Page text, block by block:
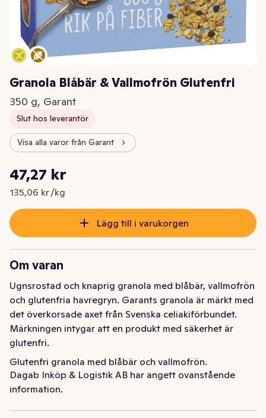
Granola Blåbär & Vallmofrön Glutenfri
350 g, Garant
Slut hos leverantör
Visa alla varor från Garant
Nuvarande pris är: 47,27 kr
47,27 kr
135,06 kr /kg
Styckpris: 135,06 kr /kg
Lägg till i varukorgen
Om varan
Ugnsrostad och knaprig granola med blåbär, vallmofrön
och glutenfria havregryn. Garants granola är märkt med
det överkorsade axet från Svenska celiakiförbundet.
Märkningen intygar att en produkt med säkerhet är
glutenfri.
Glutenfri granola med blåbär och vallmofrön.
Ugnrostad, knaprig och rik på fiber. 350 gram.
Dagab Inköp & Logistik AB har angett ovanstående
information.